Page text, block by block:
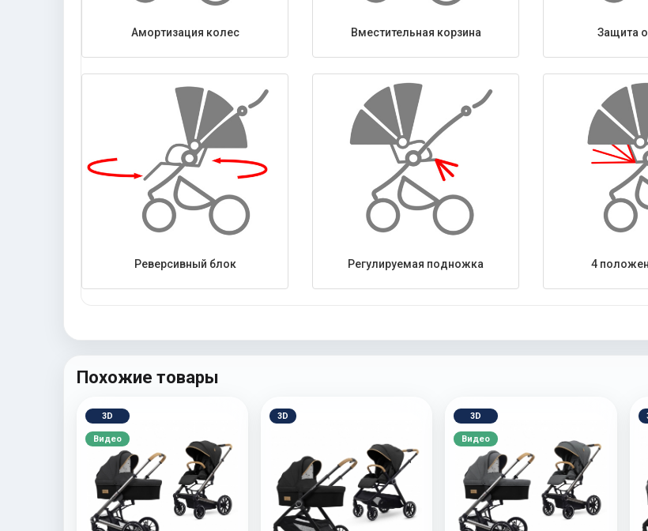
Амортизация колес Вместительная корзина Защита
Реверсивный блок Регулируемая подножка 4
Похожие товары
3D
Видео
3D 3D
Видео